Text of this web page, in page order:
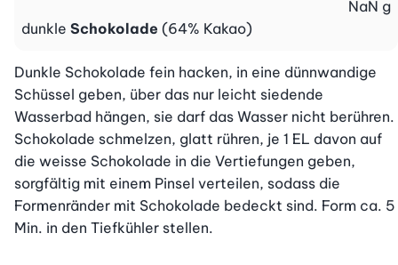
dunkle Schokolade (64% Kakao)
NaN g
Dunkle Schokolade fein hacken, in eine dünnwandige
Schüssel geben, über das nur leicht siedende
Wasserbad hängen, sie darf das Wasser nicht berühren.
Schokolade schmelzen, glatt rühren, je 1 EL davon auf
die weisse Schokolade in die Vertiefungen geben,
sorgfältig mit einem Pinsel verteilen, sodass die
Formenränder mit Schokolade bedeckt sind. Form ca. 5
Min. in den Tiefkühler stellen.